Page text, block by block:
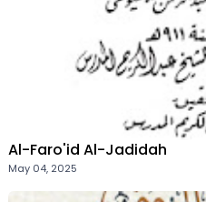
Al-Faro'id Al-Jadidah
May 04, 2025